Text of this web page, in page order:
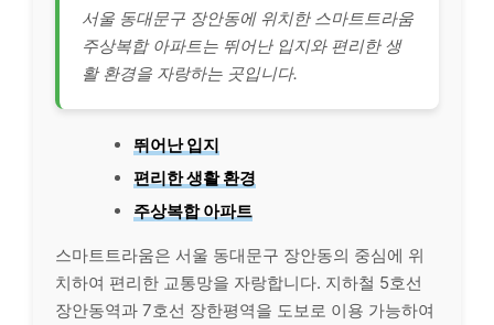
서울 동대문구 장안동에 위치한 스마트트라움
주상복합 아파트는 뛰어난 입지와 편리한 생
활 환경을 자랑하는 곳입니다.
뛰어난 입지
편리한 생활 환경
주상복합 아파트
스마트트라움은 서울 동대문구 장안동의 중심에 위
치하여 편리한 교통망을 자랑합니다. 지하철 5호선
장안동역과 7호선 장한평역을 도보로 이용 가능하여